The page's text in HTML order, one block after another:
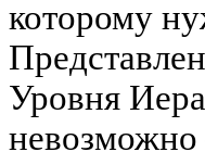
которому
Уровня
невозможно